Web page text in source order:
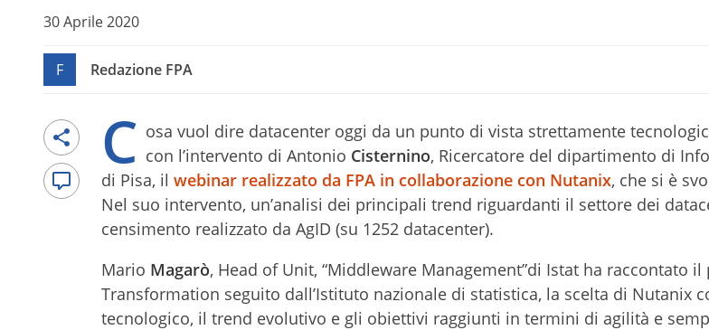
30 Aprile 2020
F Redazione FPA
C osa vuol dire datacenter oggi da un punto di vista strettamente
con l’intervento di Antonio Cisternino, Ricercatore del dipartimento di
di Pisa, il webinar realizzato da FPA in collaborazione con Nutanix, che si è
Nel suo intervento, un’analisi dei principali trend riguardanti il settore dei
censimento realizzato da AgID (su 1252 datacenter).
Mario Magarò, Head of Unit, “Middleware Management”di Istat ha raccontato
Transformation seguito dall’Istituto nazionale di statistica, la scelta di Nutanix
tecnologico, il trend evolutivo e gli obiettivi raggiunti in termini di agilità e